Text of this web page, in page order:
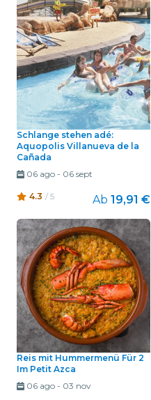
Schlange stehen adé:
Aquopolis Villanueva de la
Cañada
06 ago- 06 sept
4.3 / 5 Ab 19,91 €
Reis mit Hummermenü Für 2
Im Petit Azca
06 ago- 03 nov